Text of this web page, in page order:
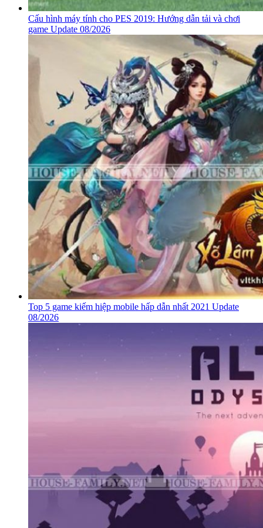
Cấu hình máy tính cho PES 2019: Hướng dẫn tải và chơi
game Update 08/2026
Top 5 game kiếm hiệp mobile hấp dẫn nhất 2021 Update
08/2026